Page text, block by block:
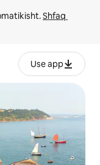
Shfaq
Use app